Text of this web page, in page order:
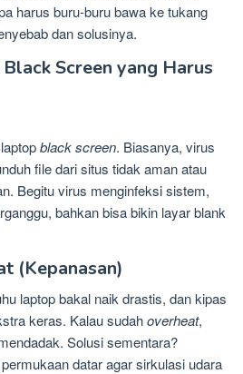
harus buru-buru bawa ke tukang
dan solusinya.
Screen yang Harus
black screen. Biasanya, virus
file dari situs tidak aman atau
Begitu virus menginfeksi sistem,
bahkan bisa bikin layar blank
(Kepanasan)
laptop bakal naik drastis, dan kipas
keras. Kalau sudahoverheat,
Solusi sementara?
datar agar sirkulasi udara